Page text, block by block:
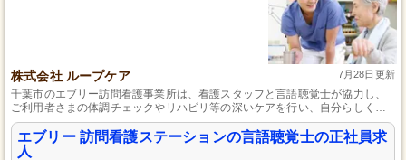
株式会社 ループケア 7月28日更新
千葉市のエブリー訪問看護事業所は、看護スタッフと言語聴覚士が協力し、
ご利用者さまの体調チェックやリハビリ等の深いケアを行い、自分らしく生
活する喜びを感じられる千葉市中央区の訪問看護ステーションです。
エブリー 訪問看護ステーションの言語聴覚士の正社員求
人